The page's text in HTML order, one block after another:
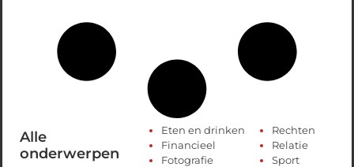
Alle
onderwerpen
Eten en drinken
Financieel
Fotografie
Rechten
Relatie
Sport